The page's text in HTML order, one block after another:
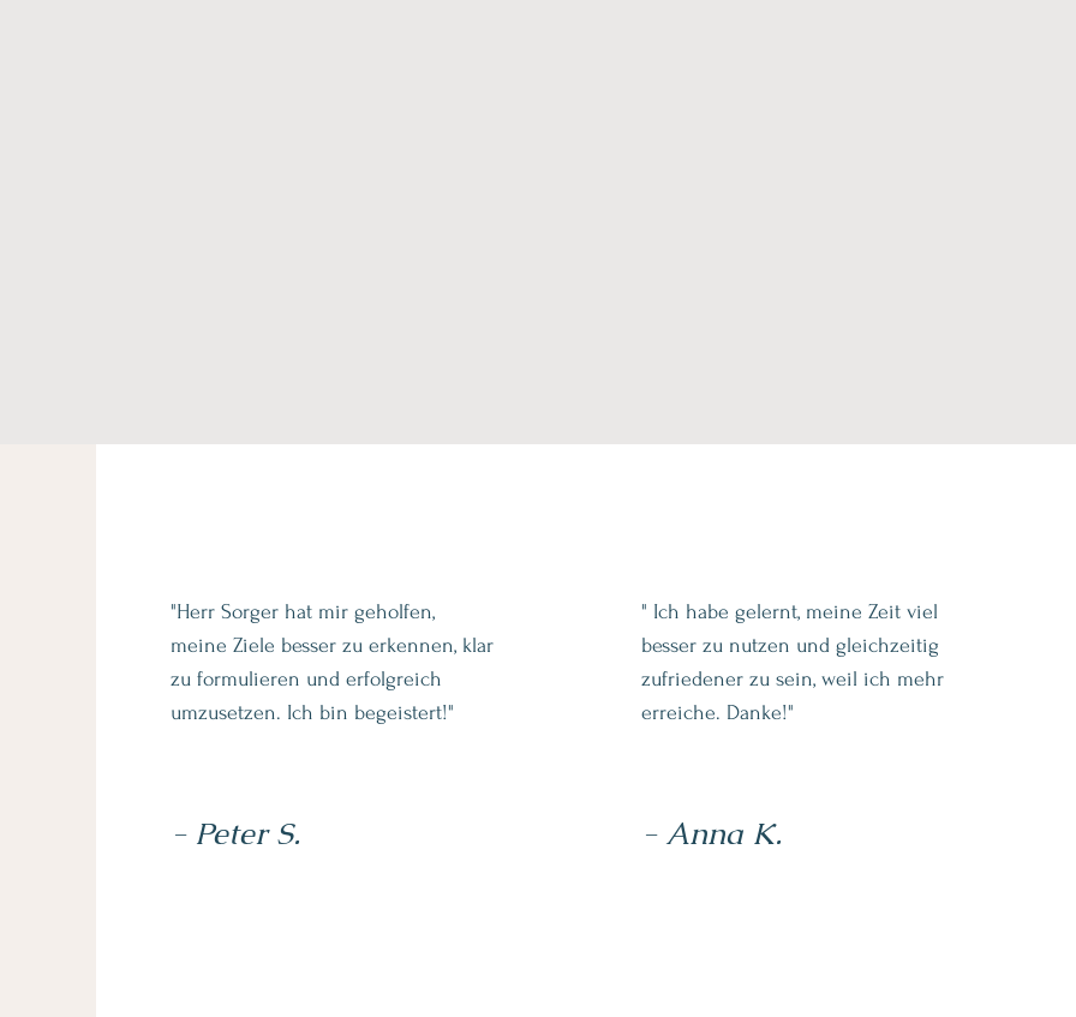
"Herr Sorger hat mir geholfen,
meine Ziele besser zu erkennen, klar
zu formulieren und erfolgreich
umzusetzen. Ich bin begeistert!"
- Peter S.
" Ich habe gelernt, meine Zeit viel
besser zu nutzen und gleichzeitig
zufriedener zu sein, weil ich mehr
erreiche. Danke!"
- Anna K.